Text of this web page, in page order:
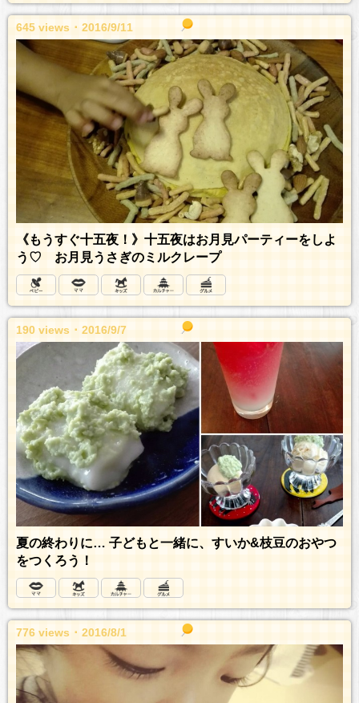
645 views ･ 2016/9/11
《もうすぐ十五夜！》十五夜はお月見パーティーをしよ
う♡ お月見うさぎのミルクレープ
190 views ･ 2016/9/7
夏の終わりに… 子どもと一緒に、すいか&枝豆のおやつ
をつくろう！
776 views ･ 2016/8/1